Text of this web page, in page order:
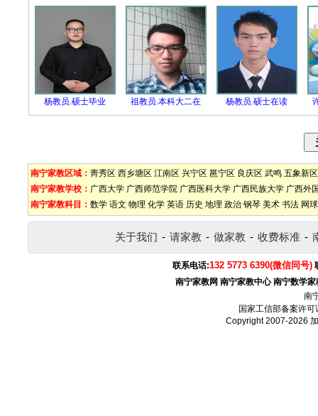
杨教员.硕士毕业 祖教员.本科大二在 杨教员.硕士在读
南宁家教区域： 靑秀区 西乡塘区 江南区 兴宁区 邕宁区 良庆区 武鸣 五象新区
南宁家教学校： 广西大学 广西师范学院 广西医科大学 广西民族大学 广西外
南宁家教科目： 数学 语文 物理 化学 英语 历史 地理 政治 钢琴 美术 书法 网球
关于我们 - 请家教 - 做家教 - 收费标准 -
联系电话:132 5773 6390(微信同号)
南宁家教网 南宁家教中心 南宁数学家
南
国家工信部备案许可
Copyright 2007-2026